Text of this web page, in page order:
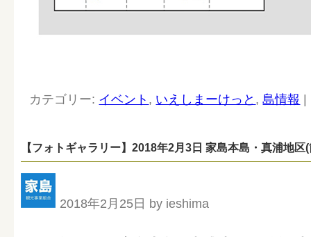
カテゴリー: イベント , いえしまーけっと ,島情報
【フォトギャラリー】2018年2月3日 家島本島・真浦地区
2018年2月25日 by ieshima